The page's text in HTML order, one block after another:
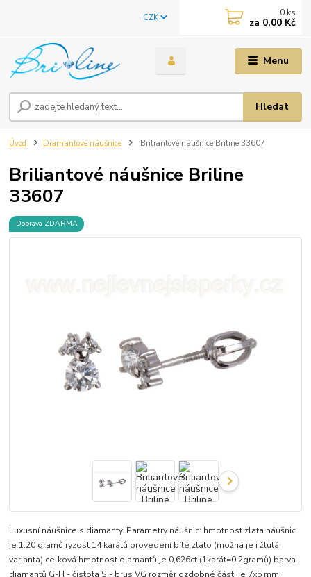
Menu
CZK
Hledat
0 ks
za 0,00 Kč
Úvod Diamantové náušnice Briliantové náušnice Briline 33607
Briliantové náušnice Briline
33607
Doprava ZDARMA
Luxusní náušnice s diamanty. Parametry náušnic: hmotnost zlata náušnic
je 1.20 gramů ryzost 14 karátů provedení bílé zlato (možná je i žlutá
varianta) celková hmotnost diamantů je 0,626ct (1karát=0.2gramů) barva
diamantů G-H - čistota SI- brus VG rozměr ozdobné části je 7x5 mm